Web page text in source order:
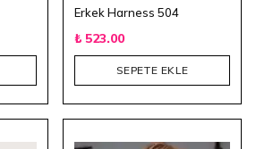
Erkek Harness 504
₺ 523.00
SEPETE EKLE